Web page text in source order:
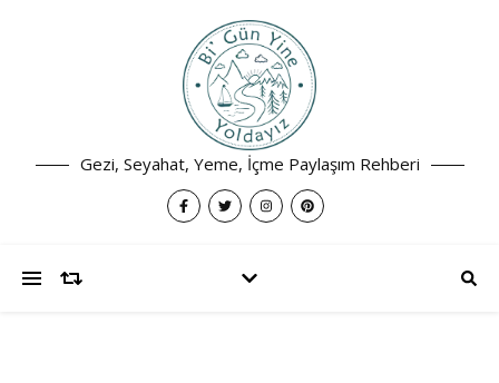
Gezi, Seyahat, Yeme, İçme Paylaşım Rehberi